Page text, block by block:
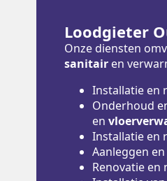
Loodgieter
Onze diensten
sanitair en
Installatie en
Onderhoud
en
Installatie en
Aanleggen
Renovatie